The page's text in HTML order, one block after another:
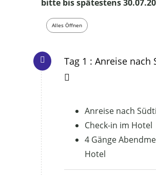
bitte bis spätestens
Alles Öffnen
Tag 1 : Anreise nach
Anreise nach
Check-in im Hotel
4 Gänge
Hotel